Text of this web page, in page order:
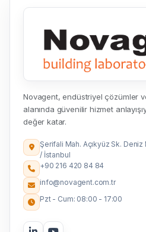
Novagent, endüstriyel çözümler
alanında güvenilir hizmet
değer katar.
Şerifali Mah. Açıkyüz Sk.
/ İstanbul
+90 216 420 84 84
info@novagent.com.tr
Pzt - Cum: 08:00 - 17:00